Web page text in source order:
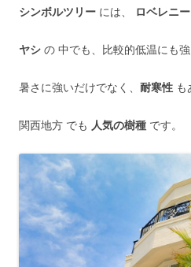
シンボルツリー には、 ロベレニ
ヤシ の 中でも、比較的低温にも強
暑さに強いだけでなく、 耐寒性 も
関西地方 でも 人気の樹種 です。